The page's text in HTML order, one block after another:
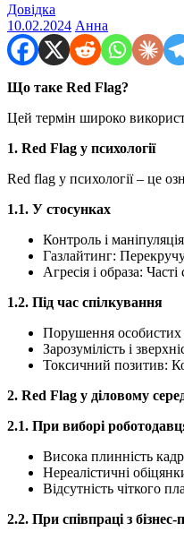
Довідка
10.02.2024 Анна
Що таке Red Flag?
Цей термін широко
1. Red Flag у психології
Red flag у психології – це
1.1. У стосунках
Контроль і
Газлайтинг:
Агресія і образа:
1.2. Під час спілкування
Порушення особистих
Зарозумілість і
Токсичний позитив:
2. Red Flag у діловому
2.1. При виборі
Висока плинність
Нереалістичні
Відсутність чіткого
2.2. При співпраці з